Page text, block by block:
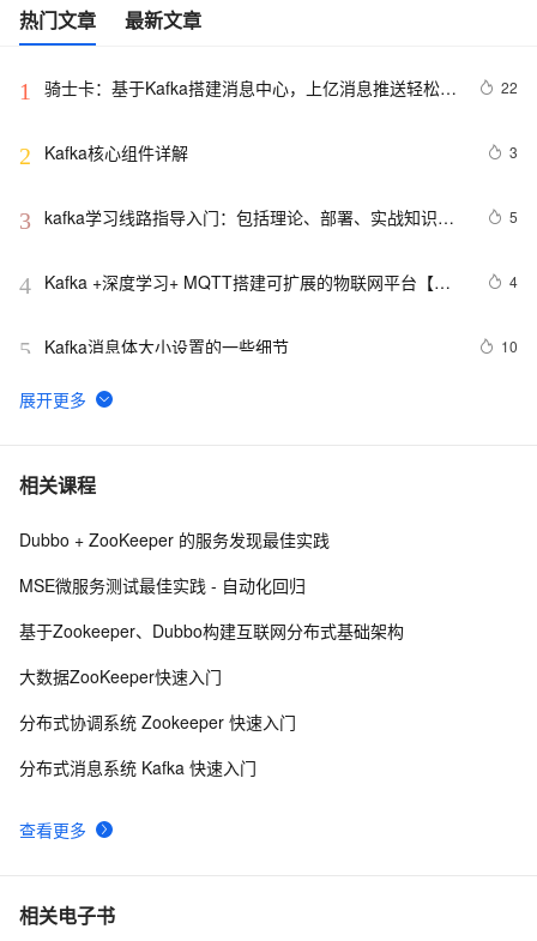
热门文章 最新文章
1
骑士卡：基于Kafka搭建消息中心，上亿消息推送轻松完
22
2 3
3 kafka学习线路指导入门：包括理论、部署、实战知识汇
5
4 Kafka +深度学习+ MQTT搭建可扩展的物联网平台【附
4
5 Kafka消息体大小设置的一些细节 10
6 Kafka为什么是高性能高并发高可用架构
7 深入了解Kafka中Topic的神奇之处
8 Kafka【基础知识 01】消息队列介绍+Kafka架构及核心概
10Apache Kafka——一个不同的消息系统
相关课程
查看更多
Dubbo + ZooKeeper 的服务发现最佳实践
MSE微服务测试最佳实践 - 自动化回归
基于Zookeeper、Dubbo构建互联网分布式基础架构
大数据ZooKeeper快速入门
分布式协调系统 Zookeeper 快速入门
分布式消息系统 Kafka 快速入门
相关电子书